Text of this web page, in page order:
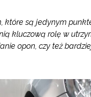
które są jedynym
kluczową rolę w
opon, czy też